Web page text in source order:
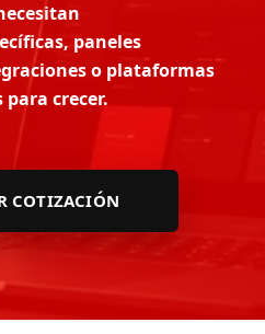
paneles
o plataformas
crecer.
COTIZACIÓN